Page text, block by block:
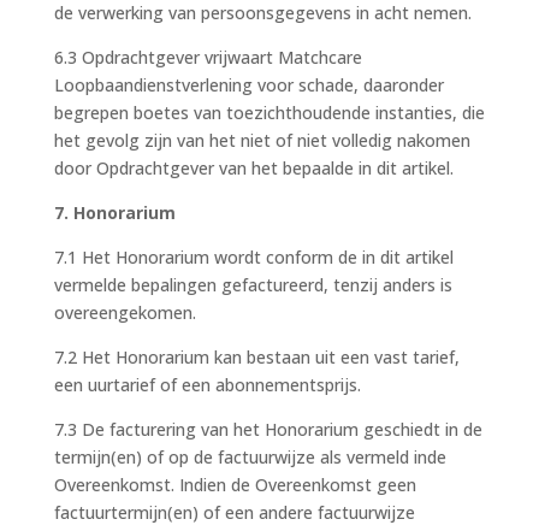
de verwerking van persoonsgegevens in acht nemen.
6.3 Opdrachtgever vrijwaart Matchcare
Loopbaandienstverlening voor schade, daaronder
begrepen boetes van toezichthoudende instanties, die
het gevolg zijn van het niet of niet volledig nakomen
door Opdrachtgever van het bepaalde in dit artikel.
7. Honorarium
7.1 Het Honorarium wordt conform de in dit artikel
vermelde bepalingen gefactureerd, tenzij anders is
overeengekomen.
7.2 Het Honorarium kan bestaan uit een vast tarief,
een uurtarief of een abonnementsprijs.
7.3 De facturering van het Honorarium geschiedt in de
termijn(en) of op de factuurwijze als vermeld inde
Overeenkomst. Indien de Overeenkomst geen
factuurtermijn(en) of een andere factuurwijze